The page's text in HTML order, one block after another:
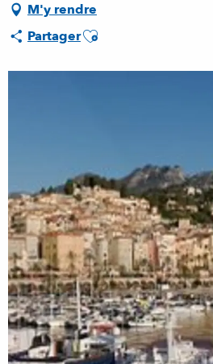
M'y rendre
PartagerAjouter aux favoris